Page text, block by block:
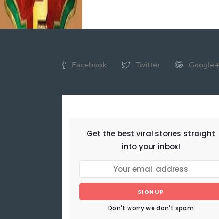
Facebook Twitter Google+
Get the best viral stories straight
into your inbox!
SIGN UP
Don't worry we don't spam